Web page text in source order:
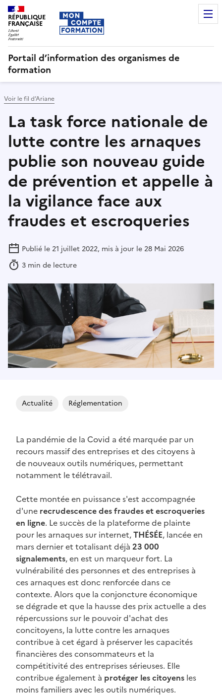
RÉPUBLIQUE
FRANÇAISE
Portail d’information des organismes de
formation
Voir le fil d’Ariane
La task force nationale de
lutte contre les arnaques
publie son nouveau guide
de prévention et appelle à
la vigilance face aux
fraudes et escroqueries
Publié le 21 juillet 2022, mis à jour le 28 Mai 2026
3 min de lecture
Actualité Réglementation
La pandémie de la Covid a été marquée par un
recours massif des entreprises et des citoyens à
de nouveaux outils numériques, permettant
notamment le télétravail.
Cette montée en puissance s'est accompagnée
d'une recrudescence des fraudes et escroqueries
en ligne. Le succès de la plateforme de plainte
pour les arnaques sur internet,THÉSÉE, lancée en
mars dernier et totalisant déjà 23 000
signalements, en est un marqueur fort. La
vulnérabilité des personnes et des entreprises à
ces arnaques est donc renforcée dans ce
contexte. Alors que la conjoncture économique
se dégrade et que la hausse des prix actuelle a des
répercussions sur le pouvoir d'achat des
concitoyens, la lutte contre les arnaques
contribue à cet égard à préserver les capacités
financières des consommateurs et la
compétitivité des entreprises sérieuses. Elle
contribue également à protéger les citoyens les
moins familiers avec les outils numériques.